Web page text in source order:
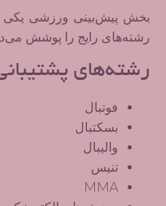
بخش پیش‌بینی ورزشی
رشته‌های رایج را پوشش
رشته‌های
فوتبال
بسکتبال
والیبال
تنیس
MMA